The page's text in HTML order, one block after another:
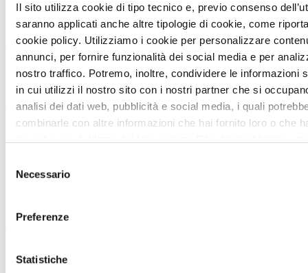
Il sito utilizza cookie di tipo tecnico e, previo consenso
saranno applicati anche altre tipologie di cookie, come
cookie policy. Utilizziamo i cookie per personalizzare
annunci, per fornire funzionalità dei social media e per
nostro traffico. Potremo, inoltre, condividere le informazioni
in cui utilizzi il nostro sito con i nostri partner che si
analisi dei dati web, pubblicità e social media, i quali
combinarle con altre informazioni che hai fornito loro o che
tecnici.
delNecessario
Preferenze
Statistiche
Se lavori in una struttura sanitaria, in una RSA, in un
poliambulatorio o in un servizio territoriale e, non
sei passato dal nostro stand, scrivici in privato o
chiamaci.
Possiamo mostrarti come si misurano i costi reali
delle chiamate e come si può intervenire senza
stravolgere i processi esistenti. Oppure contattaci
anche solo per avere informazioni.
Richiedi una consulenza senza impegno
825453
minuti